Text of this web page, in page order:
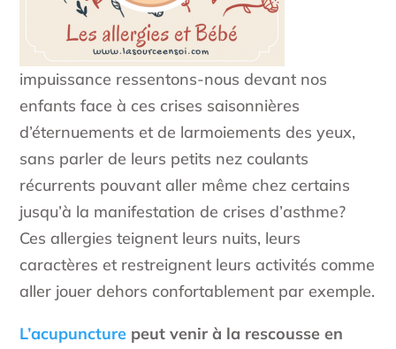
impuissance ressentons-nous devant nos
enfants face à ces crises saisonnières
d’éternuements et de larmoiements des yeux,
sans parler de leurs petits nez coulants
récurrents pouvant aller même chez certains
jusqu’à la manifestation de crises d’asthme?
Ces allergies teignent leurs nuits, leurs
caractères et restreignent leurs activités comme
aller jouer dehors confortablement par exemple.
L’acupuncture peut venir à la rescousse en